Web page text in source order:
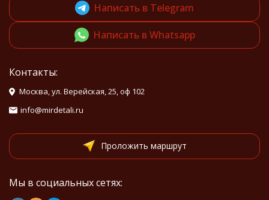
Написать в Telegram
Написать в Whatsapp
Контакты:
Москва, ул. Верейская, 25, оф 102
info@mirdetali.ru
Проложить маршрут
Мы в социальных сетях: